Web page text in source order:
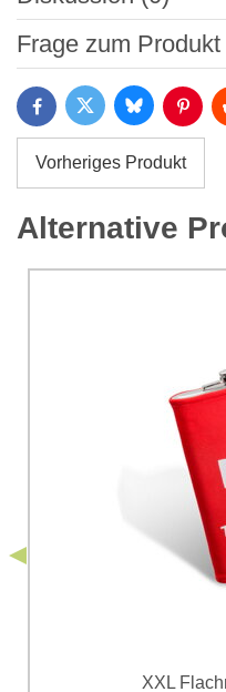
Neuer Kommentar
Titel:
Name:*
Ich stimme der
personenbezogenen Daten
einverstanden. Ich habe die
Bomba s.r.o. zur Kenntnis
Frage zum Produkt
*
Ihre E-Mail:*
FacebookTwitter Bluesky
Vorheriges Produkt
Alternative
XXL